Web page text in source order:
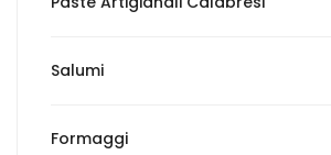
Salumi
Formaggi